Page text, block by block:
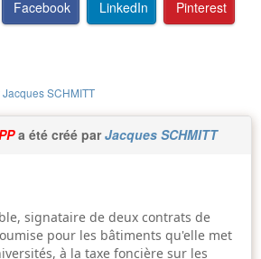
Facebook LinkedIn Pinterest
Jacques SCHMITT
a été créé parJacques SCHMITT
signataire de deux contrats de
pour les bâtiments qu'elle met
à la taxe foncière sur les